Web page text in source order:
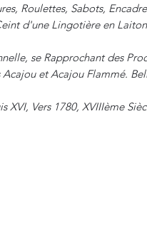
Roulettes, Sabots,
d'une Lingotière en
se Rapprochant des
et Acajou Flammé.
XVI, Vers 1780, XVIIIème